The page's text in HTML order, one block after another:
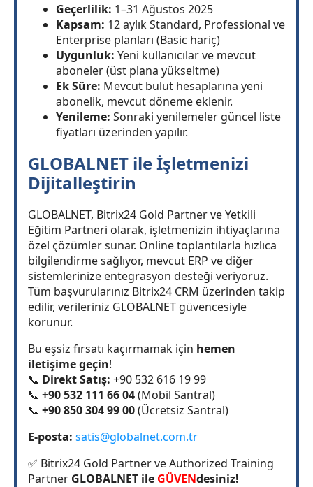
Geçerlilik: 1–31 Ağustos 2025
Kapsam: 12 aylık Standard, Professional ve
Enterprise planları (Basic hariç)
Uygunluk: Yeni kullanıcılar ve mevcut
aboneler (üst plana yükseltme)
Ek Süre: Mevcut bulut hesaplarına yeni
abonelik, mevcut döneme eklenir.
Yenileme: Sonraki yenilemeler güncel liste
fiyatları üzerinden yapılır.
GLOBALNET ile İşletmenizi
Dijitalleştirin
GLOBALNET, Bitrix24 Gold Partner ve Yetkili
Eğitim Partneri olarak, işletmenizin ihtiyaçlarına
özel çözümler sunar. Online toplantılarla hızlıca
bilgilendirme sağlıyor, mevcut ERP ve diğer
sistemlerinize entegrasyon desteği veriyoruz.
Tüm başvurularınız Bitrix24 CRM üzerinden takip
edilir, verileriniz GLOBALNET güvencesiyle
korunur.
Bu eşsiz fırsatı kaçırmamak için hemen
iletişime geçin!
📞 Direkt Satış: +90 532 616 19 99
📞 +90 532 111 66 04(Mobil Santral)
📞 +90 850 304 99 00(Ücretsiz Santral)
E-posta: satis@globalnet.com.tr
✅ Bitrix24 Gold Partner ve Authorized Training
Partner GLOBALNET ile GÜVENdesiniz!